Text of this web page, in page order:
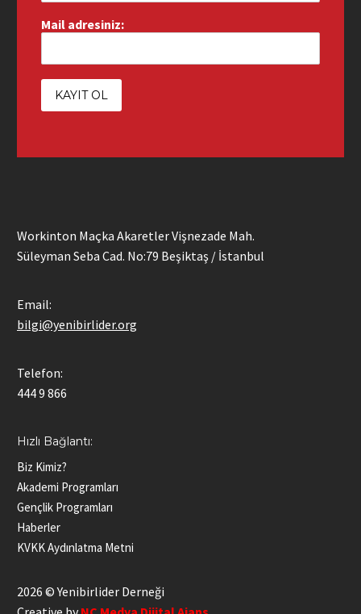
Workinton Maçka Akaretler Vişnezade Mah.
Süleyman Seba Cad. No:79 Beşiktaş / İstanbul
Email:
bilgi@yenibirlider.org
Telefon:
444 9 866
Hızlı Bağlantı:
Biz Kimiz?
Akademi Programları
Gençlik Programları
Haberler
KVKK Aydınlatma Metni
2026 © Yenibirlider Derneği
Mail adresiniz: